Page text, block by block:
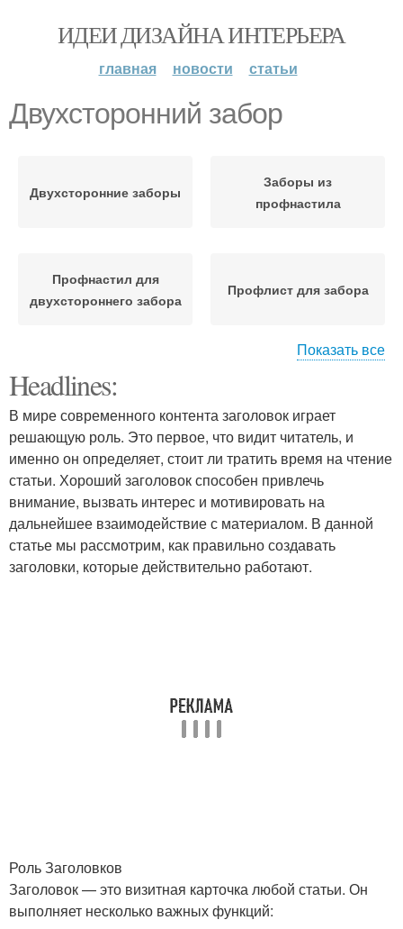
ИДЕИ ДИЗАЙНА ИНТЕРЬЕРА
главная новости статьи
Двухсторонний забор
Двухсторонние заборы
Заборы из
профнастила
Профнастил для
двухстороннего забора
Профлист для забора
Забор из профнастила
Показать все
Headlines:
В мире современного контента заголовок играет
решающую роль. Это первое, что видит читатель, и
именно он определяет, стоит ли тратить время на чтение
статьи. Хороший заголовок способен привлечь
внимание, вызвать интерес и мотивировать на
дальнейшее взаимодействие с материалом. В данной
статье мы рассмотрим, как правильно создавать
заголовки, которые действительно работают.
Роль Заголовков
Заголовок — это визитная карточка любой статьи. Он
выполняет несколько важных функций: